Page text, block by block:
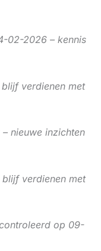
02-2026 – kennis
verdienen met
nieuwe inzichten
verdienen met
op 09-